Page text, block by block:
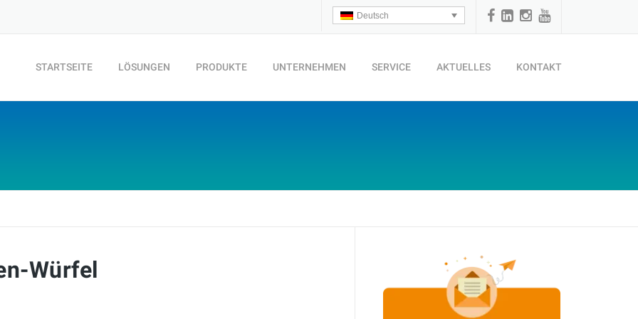
Deutsch
STARTSEITE LÖSUNGEN PRODUKTE UNTERNEHMEN SERVICE AKTUELLES KONTAKT
Würfel